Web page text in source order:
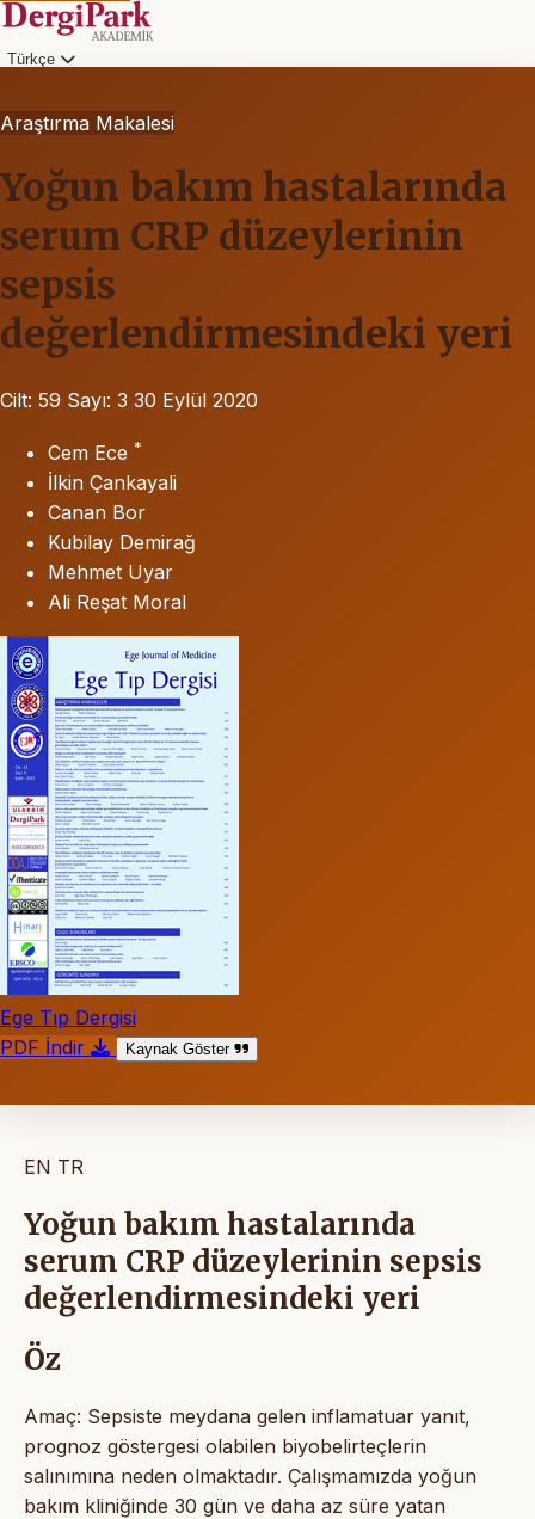
Türkçe
Araştırma Makalesi
Yoğun bakım hastalarında
serum CRP düzeylerinin
sepsis
değerlendirmesindeki yeri
Cilt: 59 Sayı: 3 30 Eylül 2020
Cem Ece *
İlkin Çankayali
Canan Bor
Kubilay Demirağ
Mehmet Uyar
Ali Reşat Moral
Ege Tıp Dergisi
PDF İndir
Kaynak Göster
EN TR
Yoğun bakım hastalarında
serum CRP düzeylerinin sepsis
değerlendirmesindeki yeri
Öz
Amaç: Sepsiste meydana gelen inflamatuar yanıt,
prognoz göstergesi olabilen biyobelirteçlerin
salınımına neden olmaktadır. Çalışmamızda yoğun
bakım kliniğinde 30 gün ve daha az süre yatan